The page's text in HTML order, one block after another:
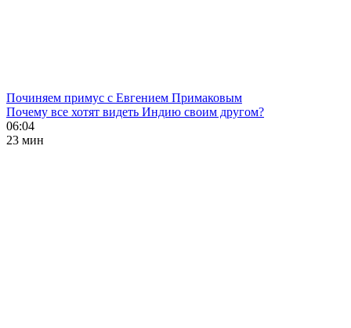
Починяем примус с Евгением Примаковым
Почему все хотят видеть Индию своим другом?
06:04
23 мин